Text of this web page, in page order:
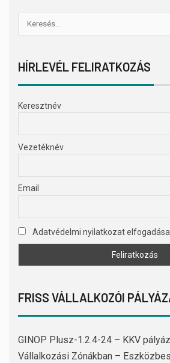
HÍRLEVÉL FELIRATKOZÁS
Keresztnév
Vezetéknév
Email
Adatvédelmi nyilatkozat elfogadása
FRISS VÁLLALKOZÓI
GINOP Plusz-1.2.4-24 – KKV
Vállalkozási Zónákban –